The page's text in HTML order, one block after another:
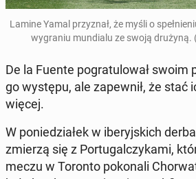
Lamine Yamal przy­znał, że myśli o
wy­gra­niu mun­dia­lu ze swoją drużyną.
De la Fuente po­gra­tu­lo­wał swoim
go występu, ale za­pew­nił, że stać
więcej.
W po­nie­dzia­łek w ibe­ryj­skich
zmierzą się z Por­tu­gal­czy­ka­mi,
meczu w Toronto po­ko­na­li